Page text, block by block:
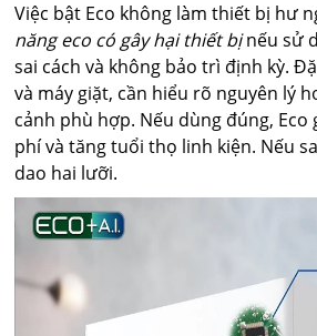
Việc bật Eco không làm thiết bị hư
năng eco có gây hại thiết bịnếu sử
sai cách và không bảo trì định kỳ.
và máy giặt, cần hiểu rõ nguyên lý
cảnh phù hợp. Nếu dùng đúng, Eco
phí và tăng tuổi thọ linh kiện. Nếu
dao hai lưỡi.